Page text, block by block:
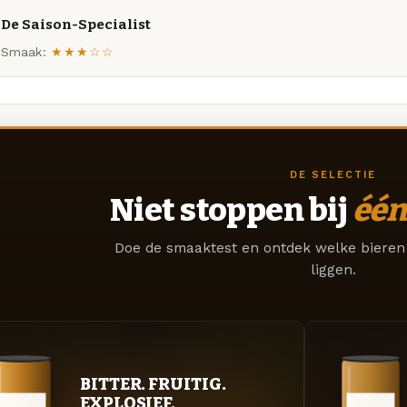
De Saison-Specialist
Smaak: ★★★☆☆
DE SELECTIE
Niet stoppen bij één
Doe de smaaktest en ontdek welke
liggen.
BITTER. FRUITIG.
EXPLOSIEF.